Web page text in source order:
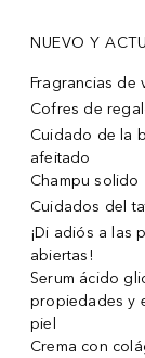
NUEVO Y
Fragrancias de
Cofres de
Cuidado de la
afeitado
Champu solido
Cuidados del
¡Di adiós a las
abiertas!
Serum ácido
propiedades y
piel
Crema con